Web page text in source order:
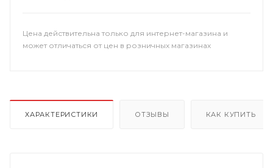
Цена действительна только для интернет-магазина и
может отличаться от цен в розничных магазинах
ХАРАКТЕРИСТИКИ ОТЗЫВЫ КАК КУПИТЬ